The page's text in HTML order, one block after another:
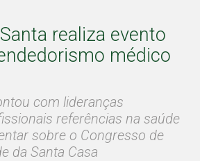
realiza evento
médico
com lideranças
referências na saúde
sobre o Congresso de
da Santa Casa